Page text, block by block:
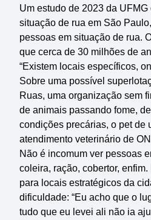
Um estudo de 2023 da
situação de rua em São
pessoas em situação de rua.
que cerca de 30 milhões de
“Existem locais específicos,
Sobre uma possível
Ruas, uma organização sem
de animais passando fome,
condições precárias, o pet de
atendimento veterinário de
Não é incomum ver pessoas
coleira, ração, cobertor,
para locais estratégicos da
dificuldade: “Eu acho que o
tudo que eu levei ali não ia